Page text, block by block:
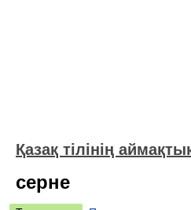
Қазақ тілінің
серне